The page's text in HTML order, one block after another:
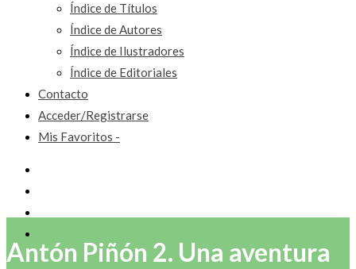
Índice de Títulos
Índice de Autores
Índice de Ilustradores
Índice de Editoriales
Contacto
Acceder/Registrarse
Mis Favoritos -
Antón Piñón 2. Una aventura